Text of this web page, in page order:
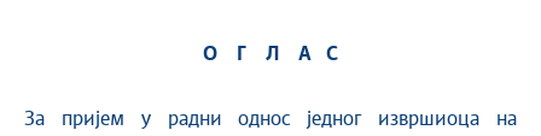
О Л А С
За пријем у радни однос једног извршиоца на